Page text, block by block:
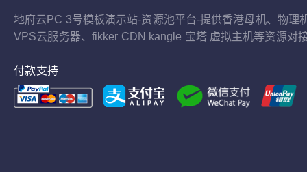
地府云PC 3号模板演示站-资源池平台-提供香港母机、物理
VPS云服务器、fikker CDN kangle 宝塔 虚拟主机等资源对
付款支持